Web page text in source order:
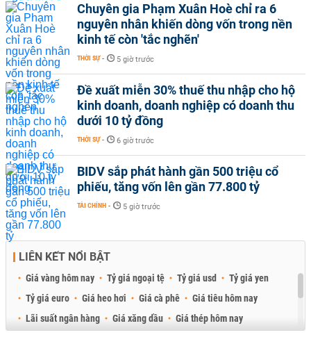
Chuyên gia Phạm Xuân Hoè chỉ ra 6
nguyên nhân khiến dòng vốn trong nền
kinh tế còn 'tắc nghẽn'
THỜI SỰ - 5 giờ trước
Đề xuất miễn 30% thuế thu nhập cho hộ
kinh doanh, doanh nghiệp có doanh thu
dưới 10 tỷ đồng
THỜI SỰ - 6 giờ trước
BIDV sắp phát hành gần 500 triệu cổ
phiếu, tăng vốn lên gần 77.800 tỷ
TÀI CHÍNH - 5 giờ trước
LIÊN KẾT NỔI BẬT
Giá vàng hôm nay Tỷ giá ngoại tệ Tỷ giá usd
Tỷ giá yen
Tỷ giá euro
Giá heo hơi Giá cà phê
Giá tiêu hôm nay
Lãi suất ngân hàng
Giá xăng dầu
Giá thép hôm nay